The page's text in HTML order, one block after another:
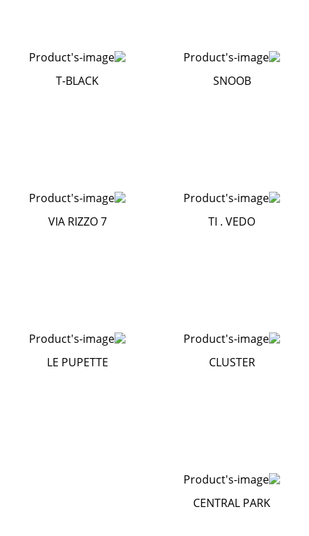
SNOOB
T-BLACK
TI . VEDO
VIA RIZZO 7
CLUSTER
LE PUPETTE
CENTRAL PARK